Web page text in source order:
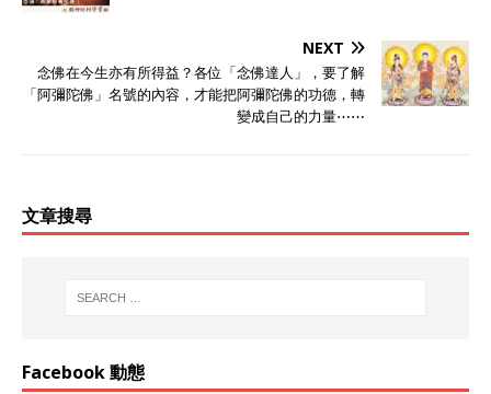
NEXT
念佛在今生亦有所得益？各位「念佛達人」，要了解
「阿彌陀佛」名號的內容，才能把阿彌陀佛的功德，轉
變成自己的力量⋯⋯
文章搜尋
Facebook 動態